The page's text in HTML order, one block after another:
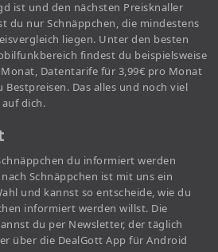
ist und den nächsten Preisknaller
du nur Schnäppchen, die mindestens
liegen. Unter den besten
findest du beispielsweise
Datentarife für 3,99€ pro Monat
Bestpreisen. Das alles und noch viel
dich.
du informiert werden
Schnäppchen ist mit uns ein
und kannst so entscheide, wie du
informiert werden willst. Die
du per Newsletter, der täglich
über die DealGott App für Android